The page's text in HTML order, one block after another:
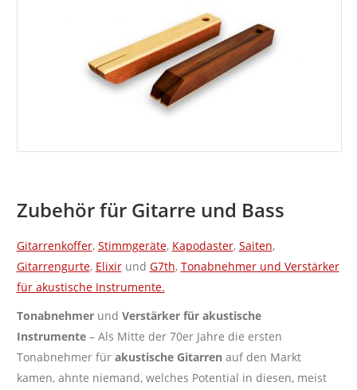
Zubehör für Gitarre und Bass
Gitarrenkoffer, Stimmgeräte, Kapodaster, Saiten,
Gitarrengurte, Elixirund G7th, Tonabnehmer und Verstärker
für akustische Instrumente.
Tonabnehmerund Verstärker für akustische
Instrumente– Als Mitte der 70er Jahre die ersten
Tonabnehmer für akustische Gitarren auf den Markt
kamen, ahnte niemand, welches Potential in diesen, meist